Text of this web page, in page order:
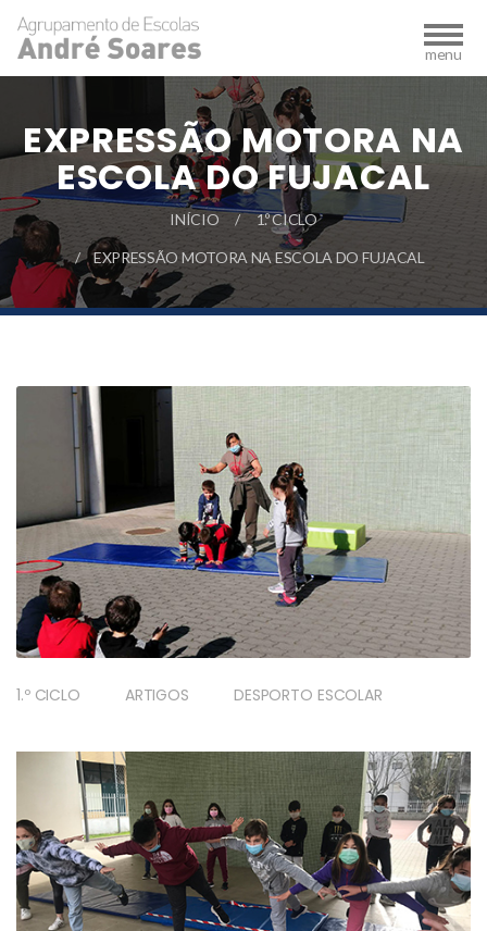
EXPRESSÃO MOTORA NA
ESCOLA DO FUJACAL
INÍCIO 1.º CICLO
EXPRESSÃO MOTORA NA ESCOLA DO FUJACAL
1.º CICLO ARTIGOS DESPORTO ESCOLAR